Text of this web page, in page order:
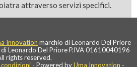
attraverso servizi specifici.
Innovation marchio di Leonardo Del Priore
Leonardo Del Priore P.IVA 01610040196
rights reserved.
- Powered byUma Innovation -